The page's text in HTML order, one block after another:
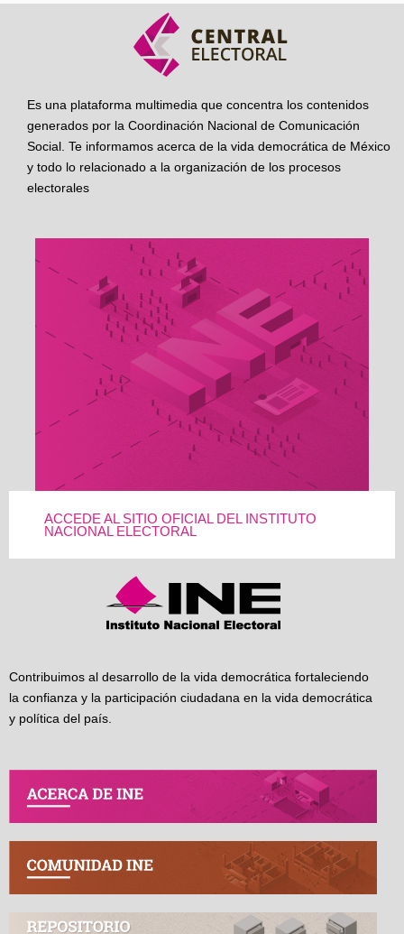
Es una plataforma multimedia que concentra los contenidos
generados por la Coordinación Nacional de Comunicación
Social. Te informamos acerca de la vida democrática de México
y todo lo relacionado a la organización de los procesos
electorales
ACCEDE AL SITIO OFICIAL DEL INSTITUTO
NACIONAL ELECTORAL
Contribuimos al desarrollo de la vida democrática fortaleciendo
la confianza y la participación ciudadana en la vida democrática
y política del país.